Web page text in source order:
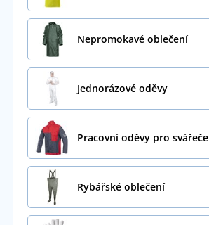
Nepromokavé oblečení
Jednorázové oděvy
Pracovní oděvy pro svářeče
Rybářské oblečení